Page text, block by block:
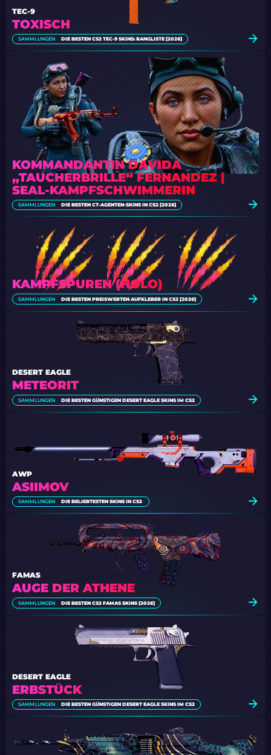
TOXISCH
TEC-9
SAMMLUNGEN DIE BESTEN CS2 TEC-9 SKINS: RANGLISTE [2026]
KOMMANDANTIN DAVIDA
„TAUCHERBRILLE“ FERNANDEZ |
SEAL-KAMPFSCHWIMMERIN
SAMMLUNGEN DIE BESTEN CT-AGENTEN-SKINS IN CS2 [2026]
KAMPFSPUREN (HOLO)
SAMMLUNGEN DIE BESTEN PREISWERTEN AUFKLEBER IN CS2 [2026]
METEORIT
DESERT EAGLE
SAMMLUNGEN DIE BESTEN GÜNSTIGEN DESERT EAGLE SKINS IM CS2
ASIIMOV
AWP
SAMMLUNGEN DIE BELIEBTESTEN SKINS IN CS2
AUGE DER ATHENE
FAMAS
SAMMLUNGEN DIE BESTEN CS2 FAMAS SKINS [2026]
ERBSTÜCK
DESERT EAGLE
SAMMLUNGEN DIE BESTEN GÜNSTIGEN DESERT EAGLE SKINS IM CS2